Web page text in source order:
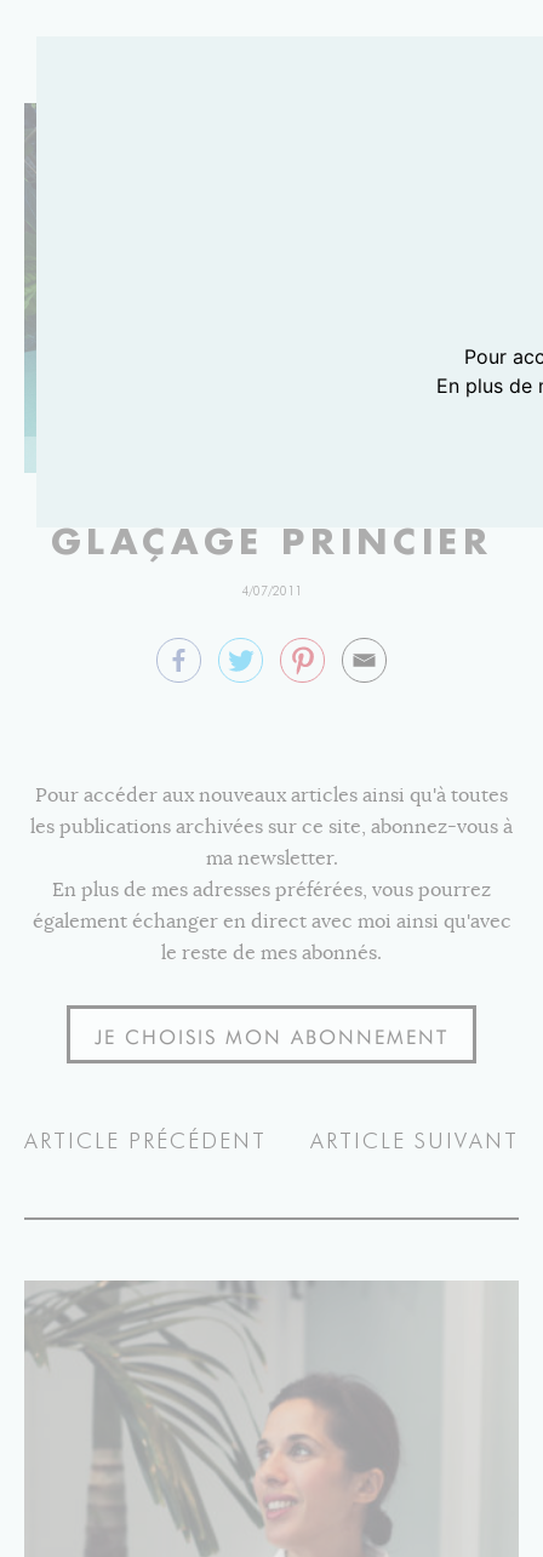
GLAÇAGE PRINCIER
4/07/2011
Pour accéder aux nouveaux articles ainsi qu'à toutes
les publications archivées sur ce site, abonnez-vous à
ma newsletter.
En plus de mes adresses préférées, vous pourrez
également échanger en direct avec moi ainsi qu'avec
le reste de mes abonnés.
JE CHOISIS MON ABONNEMENT
Pour
En plus de
ARTICLE PRÉCÉDENT ARTICLE SUIVANT